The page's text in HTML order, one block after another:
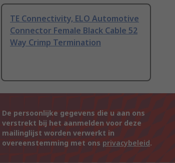
TE Connectivity, ELO Automotive
Connector Female Black Cable 52
Way Crimp Termination
De persoonlijke gegevens die u aan ons
verstrekt bij het aanmelden voor deze
mailinglijst worden verwerkt in
overeenstemming met ons privacybeleid.